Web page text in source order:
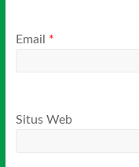
Email *
Situs Web